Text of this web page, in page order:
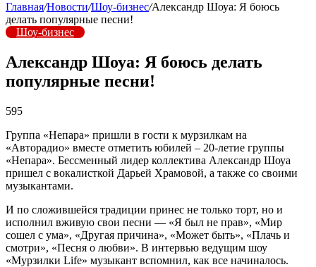
Главная/Новости/Шоу-бизнес/Александр Шоуа: Я боюсь
делать популярные песни!
Шоу-бизнес
Александр Шоуа: Я боюсь делать
популярные песни!
595
Группа «Непара» пришли в гости к мурзилкам на
«Авторадио» вместе отметить юбилей – 20-летие группы
«Непара». Бессменный лидер коллектива Александр Шоуа
пришел с вокалисткой Дарьей Храмовой, а также со своими
музыкантами.
И по сложившейся традиции принес не только торт, но и
исполнил вживую свои песни — «Я был не прав», «Мир
сошел с ума», «Другая причина», «Может быть», «Плачь и
смотри», «Песня о любви». В интервью ведущим шоу
«Мурзилки Life» музыкант вспомнил, как все начиналось.